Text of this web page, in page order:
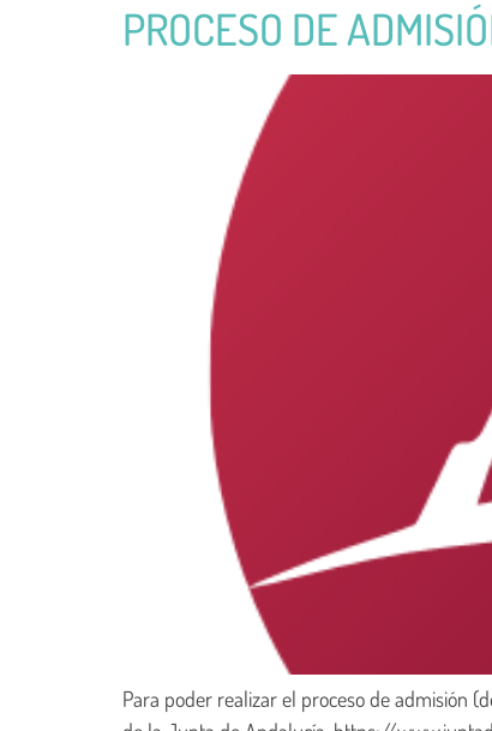
PROCESO DE
Para poder realizar el proceso de admisión